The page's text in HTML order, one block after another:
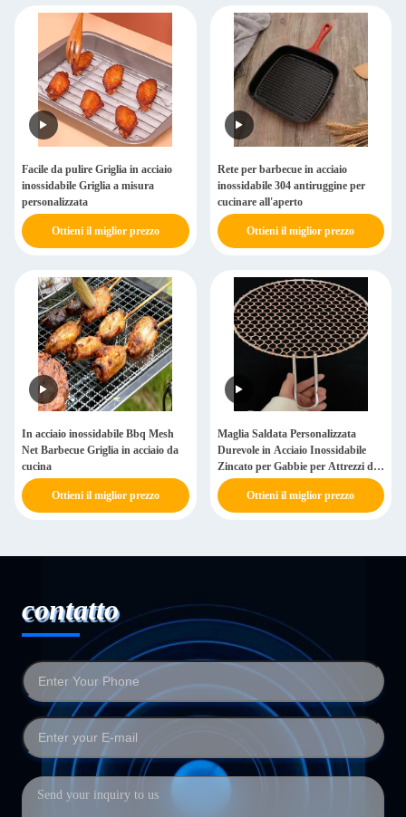
Facile da pulire Griglia in acciaio
inossidabile Griglia a misura
personalizzata
Ottieni il miglior prezzo
Rete per barbecue in acciaio
inossidabile 304 antiruggine per
cucinare all'aperto
Ottieni il miglior prezzo
In acciaio inossidabile Bbq Mesh
Net Barbecue Griglia in acciaio da
cucina
Ottieni il miglior prezzo
Maglia Saldata Personalizzata
Durevole in Acciaio Inossidabile
Zincato per Gabbie per Attrezzi di
Saldatura per Griglie
Ottieni il miglior prezzo
contatto